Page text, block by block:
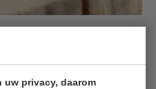
uw privacy, daarom
van Ovidias volgt de